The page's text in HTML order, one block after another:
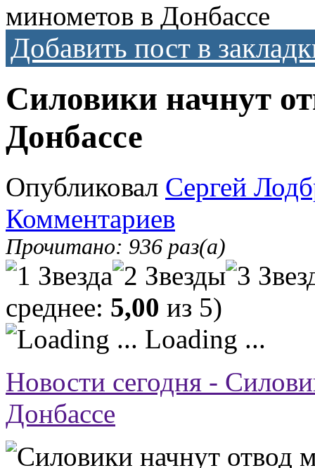
минометов в Донбассе
Добавить пост в
Силовики начнут
Донбассе
Опубликовал Сергей
Комментариев
Прочитано: 936 раз(а)
среднее: 5,00 из 5)
Loading ...
Новости сегодня -
Донбассе